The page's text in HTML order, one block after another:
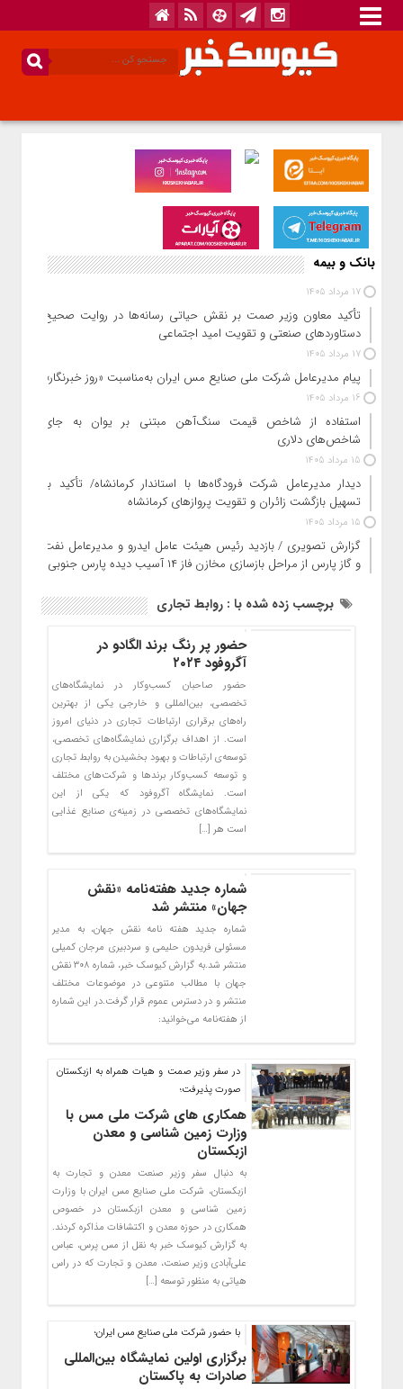
بانک و بیمه
17 مرداد 1405
تأکید معاون وزیر صمت بر نقش حیاتی رسانه‌ها در روایت صحیح
دستاوردهای صنعتی و تقویت امید اجتماعی
17 مرداد 1405
پیام مدیرعامل شرکت ملی صنایع مس ایران به‌مناسبت «روز خبرنگار»
16 مرداد 1405
استفاده از شاخص قیمت سنگ‌آهن مبتنی بر یوان به جای
شاخص‌های دلاری
15 مرداد 1405
دیدار مدیرعامل شرکت فرودگاه‌ها با استاندار کرمانشاه/ تأکید بر
تسهیل بازگشت زائران و تقویت پروازهای کرمانشاه
15 مرداد 1405
گزارش تصویری / بازدید رئیس هیئت عامل ایدرو و مدیرعامل نفت
و گاز پارس از مراحل بازسازی مخازن فاز ۱۴ آسیب دیده پارس جنوبی
برچسب زده شده با : روابط تجاری
حضور پر رنگ برند الگادو در
آگروفود ۲۰۲۴
حضور صاحبان کسب‌وکار در نمایشگاه‌های
تخصصی، بین‌المللی و خارجی یکی از بهترین
راه‌های برقراری ارتباطات تجاری در دنیای امروز
است. از اهداف برگزاری نمایشگاه‌های تخصصی،‌
توسعه‌ی ارتباطات و بهبود بخشیدن به روابط تجاری
و توسعه کسب‌وکار برندها و شرکت‌های مختلف
است. نمایشگاه آگروفود که یکی از این
نمایشگاه‌های تخصصی در زمینه‌ی صنایع غذایی‌
است هر […]
شماره جدید هفته‌نامه «نقش
جهان» منتشر شد
شماره جدید هفته نامه نقش جهان، به مدیر
مسئولی فریدون حلیمی و سردبیری مرجان کمیلی
منتشر شد.به گزارش کیوسک خبر، شماره ۳۰۸ نقش
جهان با مطالب متنوعی در موضوعات مختلف
منتشر و در دسترس عموم قرار گرفت.در این شماره
از هفته‌نامه می‌خوانید:
در سفر وزیر صمت و هیات همراه به ازبکستان
صورت پذیرفت؛
همکاری های شرکت ملی مس با
وزارت زمین شناسی و معدن
ازبکستان
به دنبال سفر وزیر صنعت معدن و تجارت به
ازبکستان، شرکت ملی صنایع مس ایران با وزارت
زمین شناسی و معدن ازبکستان در خصوص
همکاری در حوزه معدن و اکتشافات مذاکره کردند.
به گزارش کیوسک خبر به نقل از مس پرس، عباس
علی‌آبادی وزیر صنعت، معدن و تجارت که در راس
هیاتی به منظور توسعه […]
با حضور شرکت ملی صنایع مس ایران؛
برگزاری اولین نمایشگاه بین‌المللی
صادرات به پاکستان